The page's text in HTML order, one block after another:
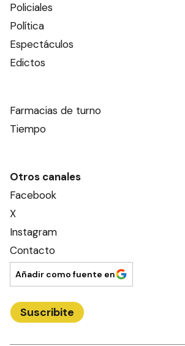
Policiales
Política
Espectáculos
Edictos
Farmacias de turno
Tiempo
Otros canales
Facebook
X
Instagram
Contacto
Añadir como fuente en
Suscribite